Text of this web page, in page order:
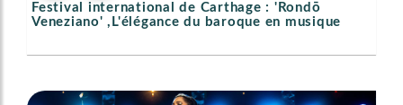
Festival international de Carthage : 'Rondō
Veneziano' ,L'élégance du baroque en musique